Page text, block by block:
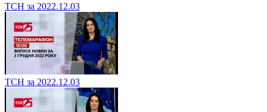
ТСН за 2022.12.03
ТСН за 2022.12.03